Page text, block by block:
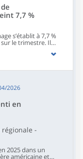
7,7 %
s’établit à 7,7 %
le trimestre. Il
(7,9 %)
le taux de chômage
très proche de la
plus ou
et Bernay.
2026
en
-
2025 dans un
américaine et